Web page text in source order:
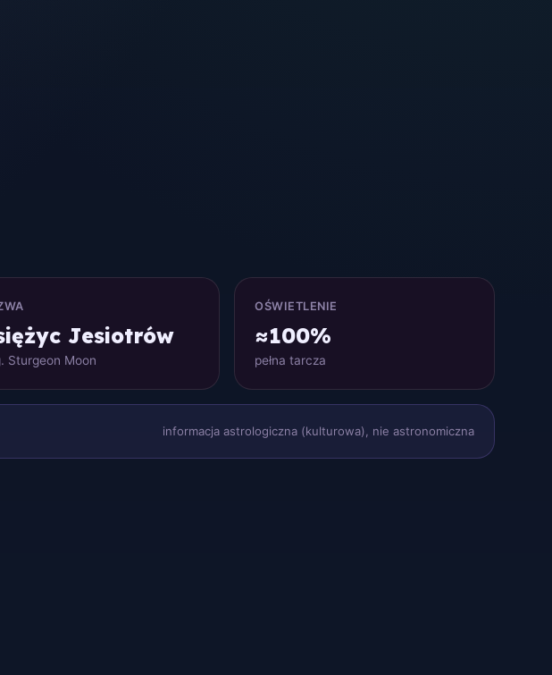
Jesiotrów
Sturgeon Moon
OŚWIETLENIE
≈100%
pełna tarcza
informacja astrologiczna (kulturowa), nie astronomiczna